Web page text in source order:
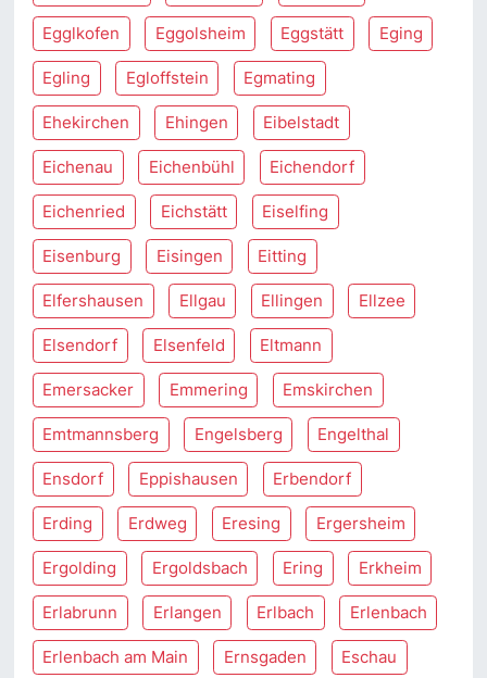
Egglkofen Eggolsheim Eggstätt Eging
Egling Egloffstein Egmating
Ehekirchen Ehingen Eibelstadt
Eichenau Eichenbühl Eichendorf
Eichenried Eichstätt Eiselfing
Eisenburg Eisingen Eitting
Elfershausen Ellgau Ellingen Ellzee
Elsendorf Elsenfeld Eltmann
Emersacker Emmering Emskirchen
Emtmannsberg Engelsberg Engelthal
Ensdorf Eppishausen Erbendorf
Erding Erdweg Eresing Ergersheim
Ergolding Ergoldsbach Ering Erkheim
Erlabrunn Erlangen Erlbach Erlenbach
Erlenbach am Main Ernsgaden Eschau